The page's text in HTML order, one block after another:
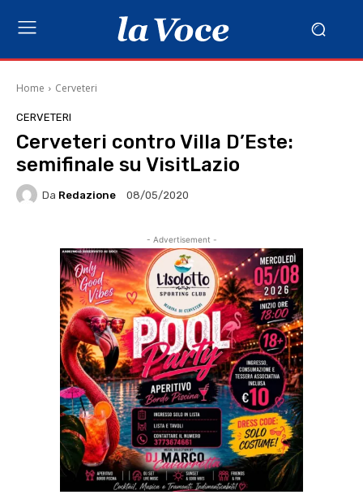
Home Cerveteri
CERVETERI
Cerveteri contro Villa D’Este:
semifinale su VisitLazio
Da Redazione 08/05/2020
- Advertisement -